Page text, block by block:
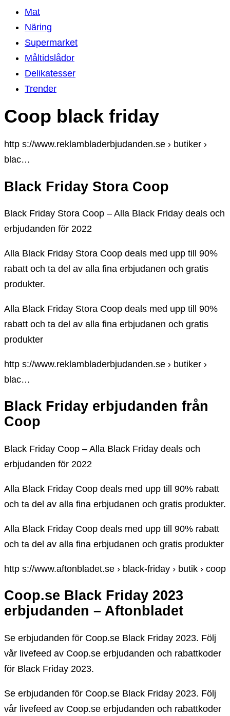
Mat
Näring
Supermarket
Måltidslådor
Delikatesser
Trender
Coop black friday
http s://www.reklambladerbjudanden.se › butiker ›
blac…
Black Friday Stora Coop
Black Friday Stora Coop – Alla Black Friday deals och
erbjudanden för 2022
Alla Black Friday Stora Coop deals med upp till 90%
rabatt och ta del av alla fina erbjudanen och gratis
produkter.
Alla Black Friday Stora Coop deals med upp till 90%
rabatt och ta del av alla fina erbjudanen och gratis
produkter
http s://www.reklambladerbjudanden.se › butiker ›
blac…
Black Friday erbjudanden från
Coop
Black Friday Coop – Alla Black Friday deals och
erbjudanden för 2022
Alla Black Friday Coop deals med upp till 90% rabatt
och ta del av alla fina erbjudanen och gratis produkter.
Alla Black Friday Coop deals med upp till 90% rabatt
och ta del av alla fina erbjudanen och gratis produkter
http s://www.aftonbladet.se › black-friday › butik › coop
Coop.se Black Friday 2023
erbjudanden – Aftonbladet
Se erbjudanden för Coop.se Black Friday 2023. Följ
vår livefeed av Coop.se erbjudanden och rabattkoder
för Black Friday 2023.
Se erbjudanden för Coop.se Black Friday 2023. Följ
vår livefeed av Coop.se erbjudanden och rabattkoder